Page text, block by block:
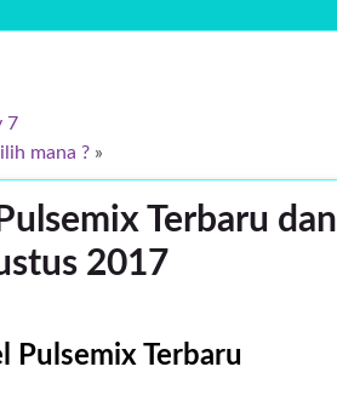
7
mana ? »
Terbaru dan
2017
Pulsemix Terbaru